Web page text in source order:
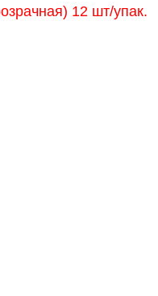
12 шт/упак.